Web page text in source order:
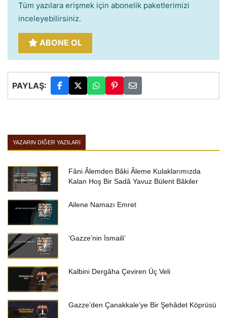
Tüm yazılara erişmek için abonelik paketlerimizi
inceleyebilirsiniz.
ABONE OL
PAYLAŞ:
YAZARIN DIĞER YAZILARI
Fâni Âlemden Bâki Âleme Kulaklarımızda
Kalan Hoş Bir Sadâ Yavuz Bülent Bâkiler
Ailene Namazı Emret
‘Gazze’nin İsmaili’
Kalbini Dergâha Çeviren Üç Veli
Gazze’den Çanakkale’ye Bir Şehâdet Köprüsü